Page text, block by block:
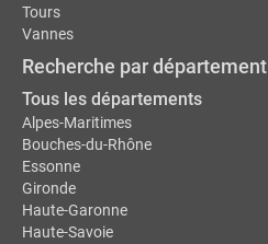
Tours
Vannes
Recherche par département
Tous les départements
Alpes-Maritimes
Bouches-du-Rhône
Essonne
Gironde
Haute-Garonne
Haute-Savoie